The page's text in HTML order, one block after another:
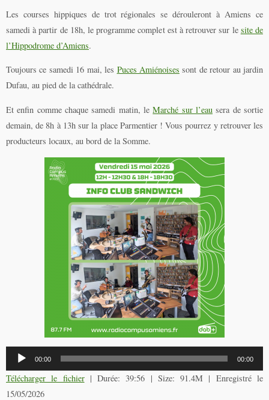
Les courses hippiques de trot régionales se dérouleront à Amiens ce
samedi à partir de 18h, le programme complet est à retrouver sur le site de
l’Hippodrome d’Amiens.
Toujours ce samedi 16 mai, les Puces Amiénoises sont de retour au jardin
Dufau, au pied de la cathédrale.
Et enfin comme chaque samedi matin, leMarché sur l’eau sera de sortie
demain, de 8h à 13h sur la place Parmentier ! Vous pourrez y retrouver les
producteurs locaux, au bord de la Somme.
Lecteur
audio
00:00 00:00
Télécharger le fichier| Durée: 39:56 | Size: 91.4M | Enregistré le
15/05/2026